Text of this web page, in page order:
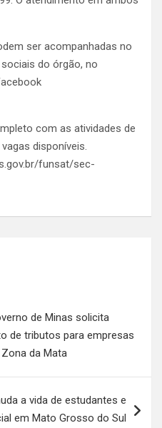
ser acompanhadas no
do órgão, no
com as atividades de
disponíveis.
funsat/sec-
de Minas solicita
de tributos para empresas
da Mata
a vida de estudantes e
em Mato Grosso do Sul